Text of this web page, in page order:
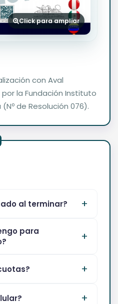
Click para ampliar
con Aval
la Fundación Instituto
de Resolución 076).
al terminar?
para